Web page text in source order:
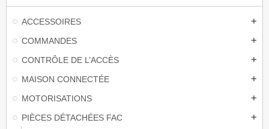
ACCESSOIRES add
COMMANDES add
CONTRÔLE DE L’ACCÈS add
MAISON CONNECTÉE add
MOTORISATIONS add
PIÈCES DÉTACHÉES FAC add